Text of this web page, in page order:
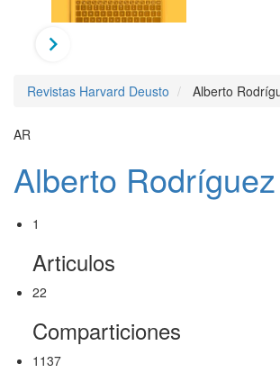
Revistas Harvard Deusto Alberto
AR
Alberto Rodríguez
1
Articulos
22
Comparticiones
1137